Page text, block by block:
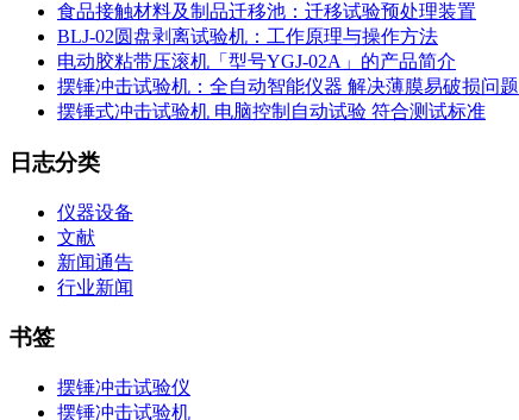
食品接触材料及制品迁移池：迁移试验预处理装置
BLJ-02圆盘剥离试验机：工作原理与操作方法
电动胶粘带压滚机「型号YGJ-02A」的产品简介
摆锤冲击试验机：全自动智能仪器 解决薄膜易破损问题
摆锤式冲击试验机 电脑控制自动试验 符合测试标准
日志分类
仪器设备
文献
新闻通告
行业新闻
书签
摆锤冲击试验仪
摆锤冲击试验机